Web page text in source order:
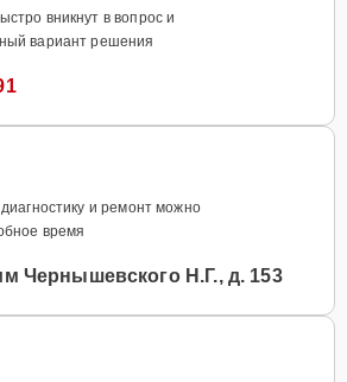
вникнут в вопрос и
вариант решения
и ремонт можно
время
Чернышевского Н.Г., д. 153